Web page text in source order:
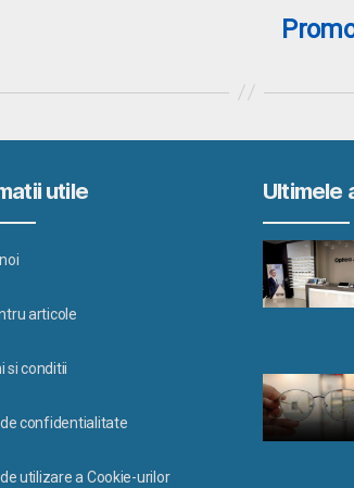
utile
articole
si conditii
confidentialitate
utilizare a Cookie-urilor
Ultimele